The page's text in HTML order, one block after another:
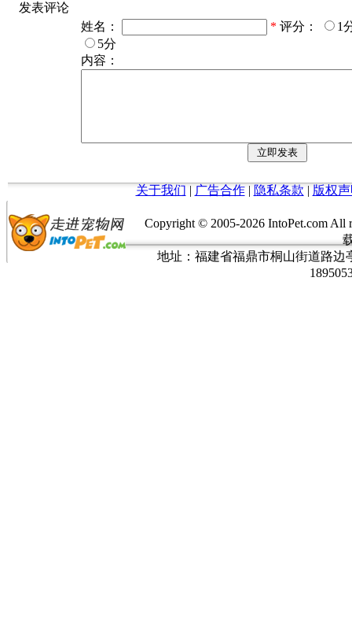
发表评论
姓名：
* 评分：
1
5分
内容：
关于我们 | 广告合作| 隐私条款 | 版权
Copyright © 2005-2026 IntoPet.com
地址：福建省福鼎市桐山街道路边